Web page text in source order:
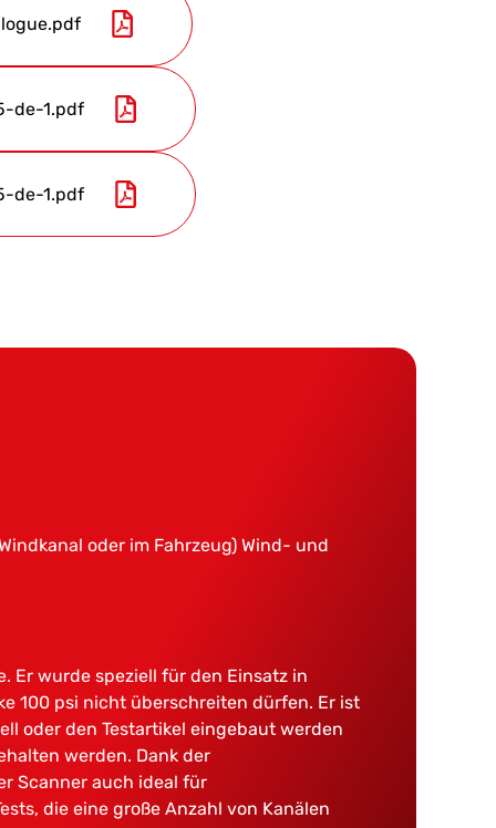
de-1.pdf
de-1.pdf
oder im Fahrzeug) Wind- und
Er wurde speziell für den Einsatz in
100 psi nicht überschreiten dürfen. Er ist
oder den Testartikel eingebaut werden
werden. Dank der
Scanner auch ideal für
die eine große Anzahl von Kanälen